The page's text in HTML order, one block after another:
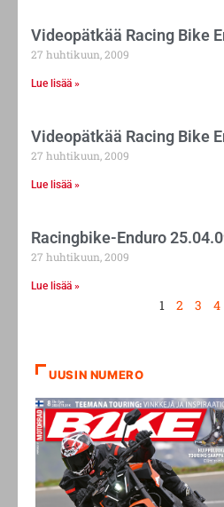
Videopätkää Racing Bike
27 huhtikuun, 2009
Lue lisää »
Videopätkää Racing Bike
27 huhtikuun, 2009
Lue lisää »
Racingbike-Enduro
27 huhtikuun, 2009
Lue lisää »
1 2 3 4
UUSIN NUMERO